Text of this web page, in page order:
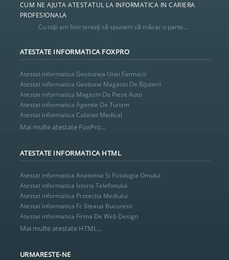
CUM NE AJUTA ATESTATUL LA INFORMATICA IN CARIERA
PROFESIONALA
Cu toţii am fost tentaţi să spunem că măcar o parte...
ATESTATE INFORMATICA FOXPRO
Atestat informatica Gestiunea Unei Farmacii
Atestat informatica Gestiune Magazin De Bijuterii
Atestat informatica Magazin De Piese Auto
Atestat informatica Agentie De Turism
Atestat informatica Cabinet Medical
Mai multe atestate FoxPro...
ATESTATE INFORMATICA HTML
Atestat informatica Anatomia Si Fiziologia Omului
Atestat informatica Istoria Telefonului
Atestat informatica Protectia Mediului
Atestat informatica Fc Steaua Bucuresti
Atestat informatica Firma De Web Design
Mai multe atestate HTML...
URMARESTE-NE